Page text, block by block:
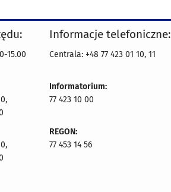
15.00
Informacje telefoniczne:
Centrala: +48 77 423 01 10, 11
Informatorium:
77 423 10 00
REGON:
77 453 14 56